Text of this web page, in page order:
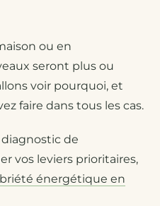
ou en
seront plus ou
voir pourquoi, et
faire dans tous les cas.
de
vos leviers prioritaires,
énergétique en